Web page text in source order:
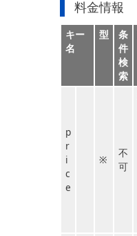
料金情報
キー
名
型
条
件
検
索
p
r
i
c
e
※
不
可